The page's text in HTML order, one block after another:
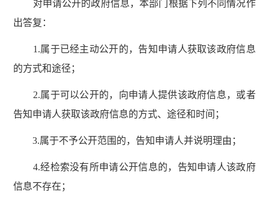
对申请公开的政府信息，本部门根据下列不同情况作
出答复：
1.属于已经主动公开的，告知申请人获取该政府信息
的方式和途径；
2.属于可以公开的，向申请人提供该政府信息，或者
告知申请人获取该政府信息的方式、途径和时间；
3.属于不予公开范围的，告知申请人并说明理由；
4.经检索没有所申请公开信息的，告知申请人该政府
信息不存在；